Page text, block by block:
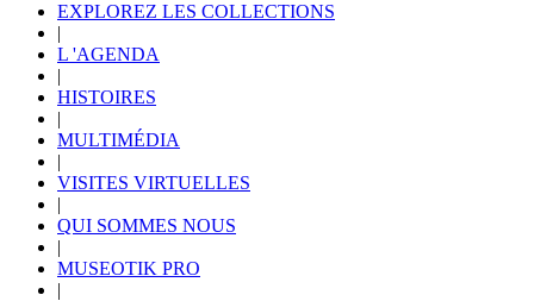
EXPLOREZ LES COLLECTIONS
|
L 'AGENDA
|
HISTOIRES
|
MULTIMÉDIA
|
VISITES VIRTUELLES
|
QUI SOMMES NOUS
|
MUSEOTIK PRO
|